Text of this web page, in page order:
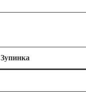
Зупинка